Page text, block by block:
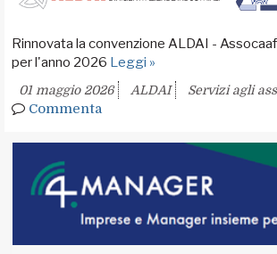
Rinnovata la convenzione ALDAI -
per l'anno 2026 Leggi »
01 maggio 2026 ALDAI Servizi agli
Commenta